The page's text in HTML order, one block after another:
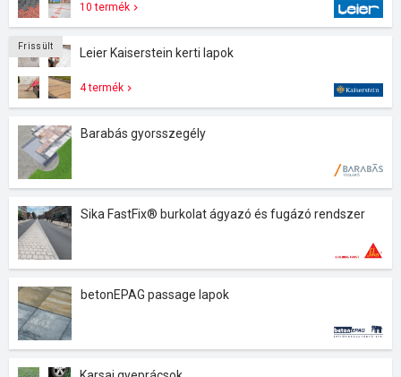
10 termék
Frissült Leier Kaiserstein kerti lapok
4 termék
Barabás gyorsszegély
Sika FastFix® burkolat ágyazó és fugázó rendszer
betonEPAG passage lapok